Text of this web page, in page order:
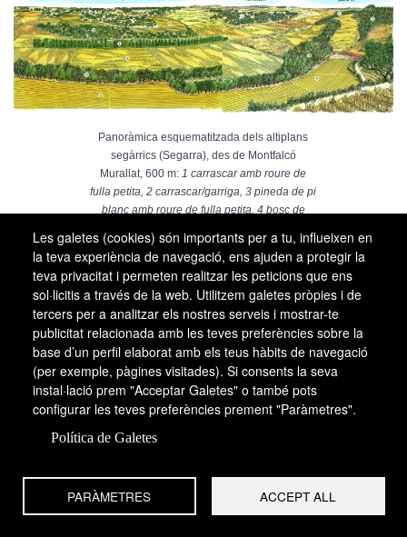
Panoràmica esquematitzada dels altiplans
segàrrics (Segarra), des de Montfalcó
Murallat, 600 m:1 carrascar amb roure de
fulla petita, 2 carrascar/garriga, 3 pineda de pi
blanc amb roure de fulla petita, 4 bosc de
afeixats.
EUGENI SIERRA / MARISA BENDALA, ORIGINALS
DELS AUTORS.
Totes les terres baixes que conflueixen devers Manresa i el
conflent Llobregat-Cardener pertanyen al domini del
carrascar i es troben quasi enterament conreades, fins al
punt que els boscos són molt rars o inexistents: el blat, els
ametllers i els camps de gira-sol, així com l’horta de
Manresa, ho dominen tot; la vegetació de ribera és discreta
Castelltallat ens retorna al món de les pinedes de pi blanc i
als conreus de secà instal·lats a la perifèria dels petits
Les galetes (cookies) són importants per a tu, influeixen en
la teva experiència de navegació, ens ajuden a protegir la
teva privacitat i permeten realitzar les peticions que ens
sol·licitis a través de la web. Utilitzem galetes pròpies i de
tercers per a analitzar els nostres serveis i mostrar-te
publicitat relacionada amb les teves preferències sobre la
base d’un perfil elaborat amb els teus hàbits de navegació
(per exemple, pàgines visitades). Si consents la seva
instal·lació prem "Acceptar Galetes" o també pots
configurar les teves preferències prement "Paràmetres".
Política de Galetes
PARÀMETRES ACCEPT ALL